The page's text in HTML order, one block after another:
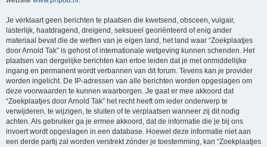
Je verklaart geen berichten te plaatsen die kwetsend, obsceen, vulgair,
lasterlijk, haatdragend, dreigend, seksueel georiënteerd of enig ander
materiaal bevat die de wetten van je eigen land, het land waar “Zoekplaatjes
door Arnold Tak” is gehost of internationale wetgeving kunnen schenden. Het
plaatsen van dergelijke berichten kan ertoe leiden dat je met onmiddellijke
ingang en permanent wordt verbannen van dit forum. Tevens kan je provider
worden ingelicht. De IP-adressen van alle berichten worden opgeslagen om
deze voorwaarden te kunnen waarborgen. Je gaat er mee akkoord dat
“Zoekplaatjes door Arnold Tak” het recht heeft om ieder onderwerp te
verwijderen, te wijzigen, te sluiten of te verplaatsen wanneer zij dit nodig
achten. Als gebruiker ga je ermee akkoord, dat de informatie die je bij ons
invoert wordt opgeslagen in een database. Hoewel deze informatie niet aan
een derde partij zal worden verstrekt zónder je toestemming, kan “Zoekplaatjes